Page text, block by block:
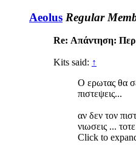
Aeolus Regular
Re: Απάντηση:
Kits said: ↑
Ο ερωτας θα
πιστεψεις...
αν δεν τον
νιωσεις ...
Click to